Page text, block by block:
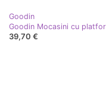
Goodin
Goodin Mocasini cu
39,70 €